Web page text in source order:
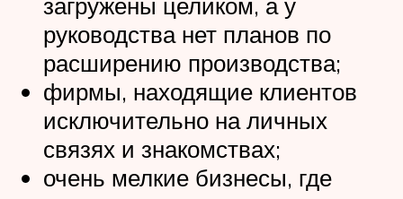
руководства нет планов по
расширению производства;
фирмы, находящие клиентов
исключительно на личных
связях и знакомствах;
очень мелкие бизнесы, где